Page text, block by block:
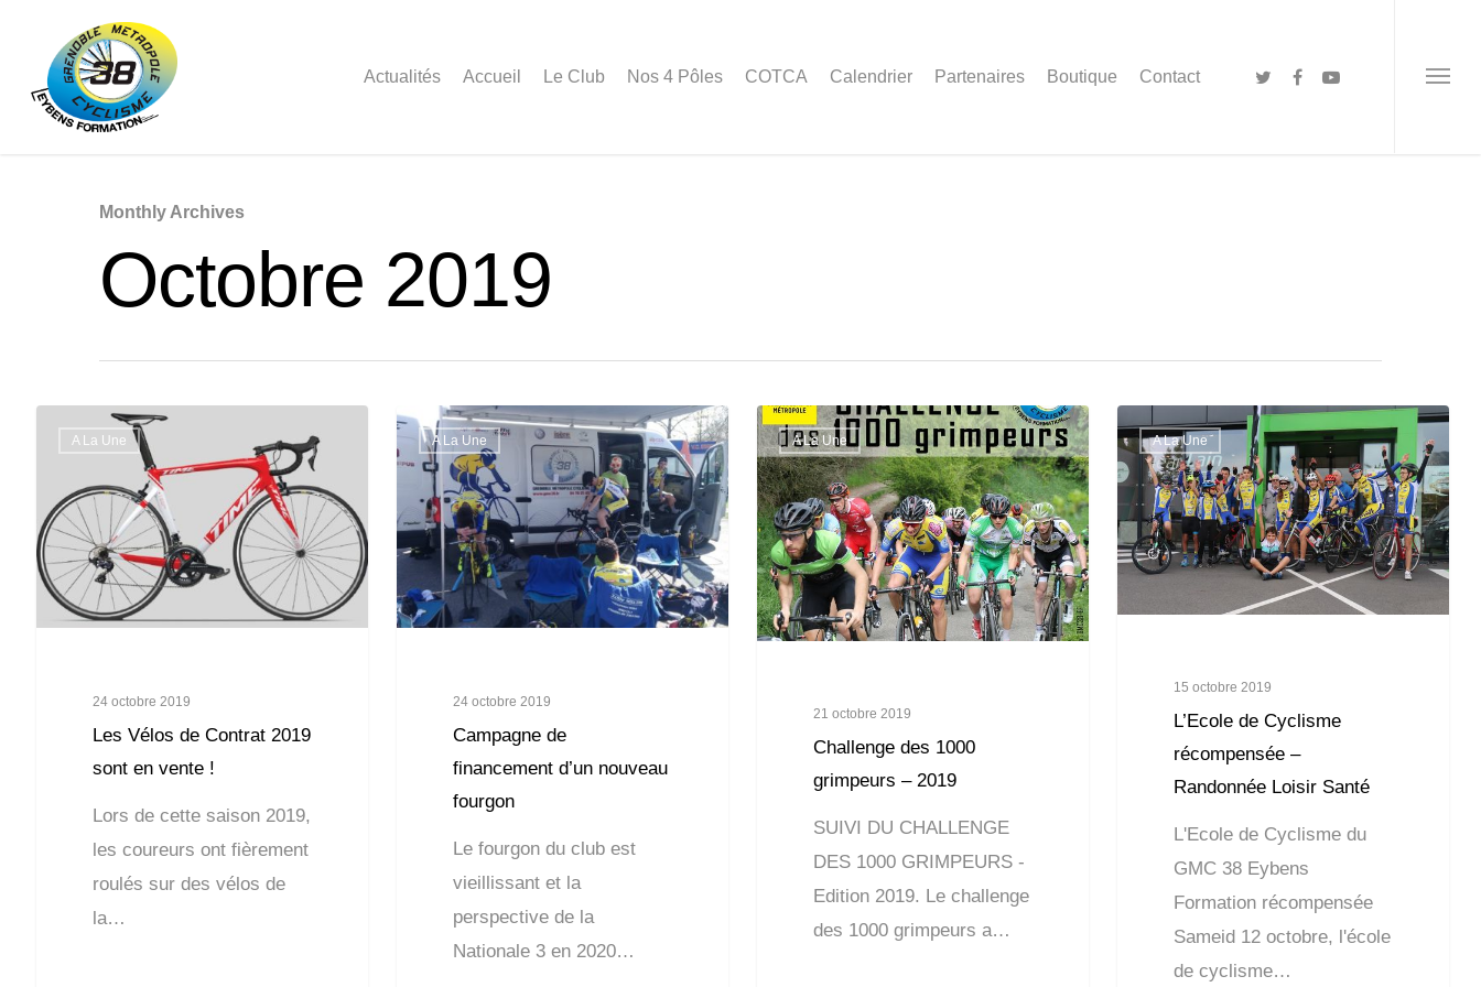
Actualités Accueil Le Club Nos 4 Pôles COTCA Calendrier Partenaires Boutique Contact
Monthly Archives
Octobre 2019
A La Une
24 octobre 2019
Les Vélos de Contrat 2019
sont en vente !
Lors de cette saison 2019,
les coureurs ont fièrement
roulés sur des vélos de
la…
A La Une
24 octobre 2019
Campagne de
financement d’un nouveau
fourgon
Le fourgon du club est
vieillissant et la
perspective de la
Nationale 3 en 2020…
A La Une
21 octobre 2019
Challenge des 1000
grimpeurs – 2019
SUIVI DU CHALLENGE
DES 1000 GRIMPEURS -
Edition 2019. Le challenge
des 1000 grimpeurs a…
A La Une
15 octobre 2019
L’Ecole de Cyclisme
récompensée –
Randonnée Loisir Santé
L'Ecole de Cyclisme du
GMC 38 Eybens
Formation récompensée
Sameid 12 octobre, l'école
de cyclisme…